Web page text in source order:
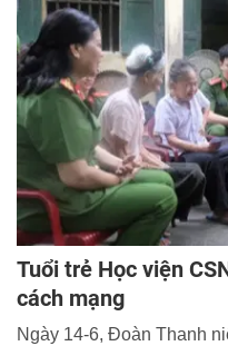
Tuổi trẻ Học viện
cách mạng
Ngày 14-6, Đoàn Thanh